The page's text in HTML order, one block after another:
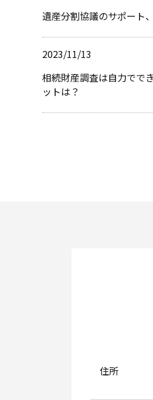
遺産分割協議のサポート
2023/11/13
相続財産調査は自力でで
ットは？
住所